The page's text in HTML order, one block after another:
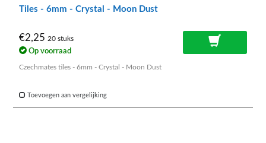
Tiles - 6mm - Crystal - Moon Dust
€2,25 20 stuks
Op voorraad
Czechmates tiles - 6mm - Crystal - Moon Dust
Toevoegen aan vergelijking